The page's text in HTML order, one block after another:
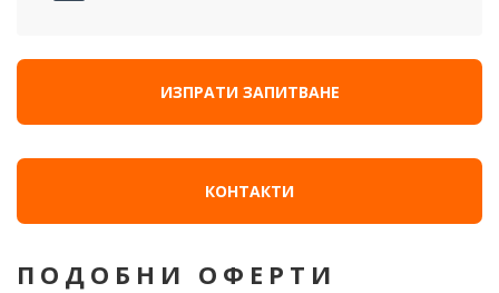
ИЗПРАТИ ЗАПИТВАНЕ
КОНТАКТИ
ПОДОБНИ ОФЕРТИ